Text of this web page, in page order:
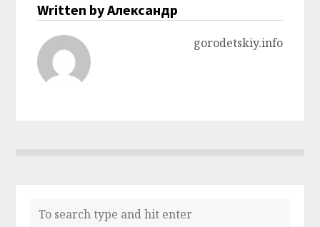
Written by Александр
gorodetskiy.info